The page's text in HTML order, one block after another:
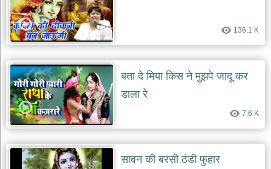
136.1 K
बता दे मिया किस ने मुझपे जादू कर
डाला रे
7.6 K
सावन की बरसी ठंडी फुहार